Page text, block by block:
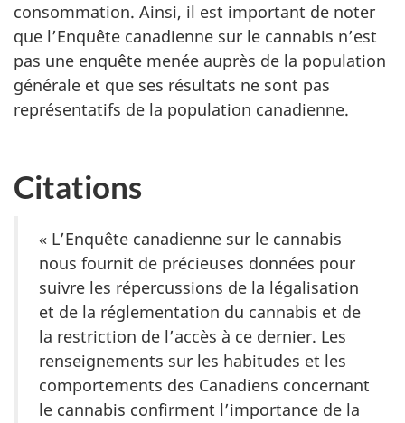
consommation. Ainsi, il est important de noter
que l’Enquête canadienne sur le cannabis n’est
pas une enquête menée auprès de la population
générale et que ses résultats ne sont pas
représentatifs de la population canadienne.
Citations
« L’Enquête canadienne sur le cannabis
nous fournit de précieuses données pour
suivre les répercussions de la légalisation
et de la réglementation du cannabis et de
la restriction de l’accès à ce dernier. Les
renseignements sur les habitudes et les
comportements des Canadiens concernant
le cannabis confirment l’importance de la